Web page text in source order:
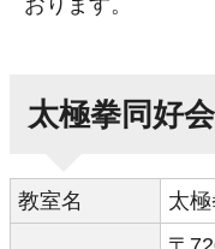
おります。
太極拳同好
教室名 太極